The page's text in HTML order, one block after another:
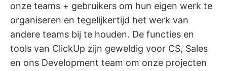
onze teams + gebruikers om hun eigen werk te
organiseren en tegelijkertijd het werk van
andere teams bij te houden. De functies en
tools van ClickUp zijn geweldig voor CS, Sales
en ons Development team om onze projecten